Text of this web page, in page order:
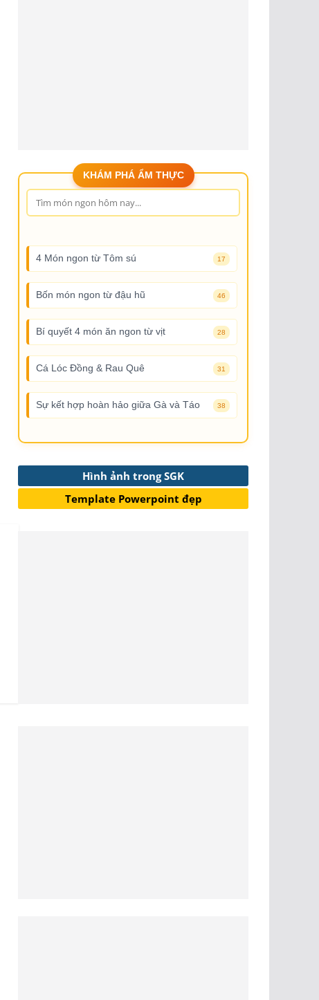
KHÁM PHÁ ẨM THỰC
4 Món ngon từ Tôm sú 17
Bốn món ngon từ đậu hũ 46
Bí quyết 4 món ăn ngon từ vịt 28
Cá Lóc Đồng & Rau Quê 31
Sự kết hợp hoàn hảo giữa Gà và Táo 38
Hình ảnh trong SGK
Template Powerpoint đẹp